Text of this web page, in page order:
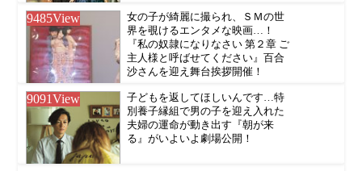
9485View
女の子が綺麗に撮られ、ＳＭの世
界を覗けるエンタメな映画…！
『私の奴隷になりなさい 第２章 ご
主人様と呼ばせてください』百合
沙さんを迎え舞台挨拶開催！
9091View
子どもを返してほしいんです…特
別養子縁組で男の子を迎え入れた
夫婦の運命が動き出す『朝が来
る』がいよいよ劇場公開！